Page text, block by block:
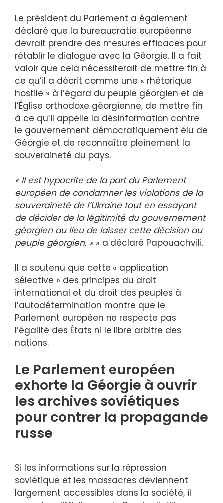
Le président du Parlement a également
déclaré que la bureaucratie européenne
devrait prendre des mesures efficaces pour
rétablir le dialogue avec la Géorgie. Il a fait
valoir que cela nécessiterait de mettre fin à
ce qu’il a décrit comme une « rhétorique
hostile » à l’égard du peuple géorgien et de
l’Église orthodoxe géorgienne, de mettre fin
à ce qu’il appelle la désinformation contre
le gouvernement démocratiquement élu de
Géorgie et de reconnaître pleinement la
souveraineté du pays.
« Il est hypocrite de la part du Parlement
européen de condamner les violations de la
souveraineté de l’Ukraine tout en essayant
de décider de la légitimité du gouvernement
géorgien au lieu de laisser cette décision au
peuple géorgien. »» a déclaré Papouachvili.
Il a soutenu que cette « application
sélective » des principes du droit
international et du droit des peuples à
l’autodétermination montre que le
Parlement européen ne respecte pas
l’égalité des États ni le libre arbitre des
nations.
Le Parlement européen
exhorte la Géorgie à ouvrir
les archives soviétiques
pour contrer la propagande
russe
Si les informations sur la répression
soviétique et les massacres deviennent
largement accessibles dans la société, il